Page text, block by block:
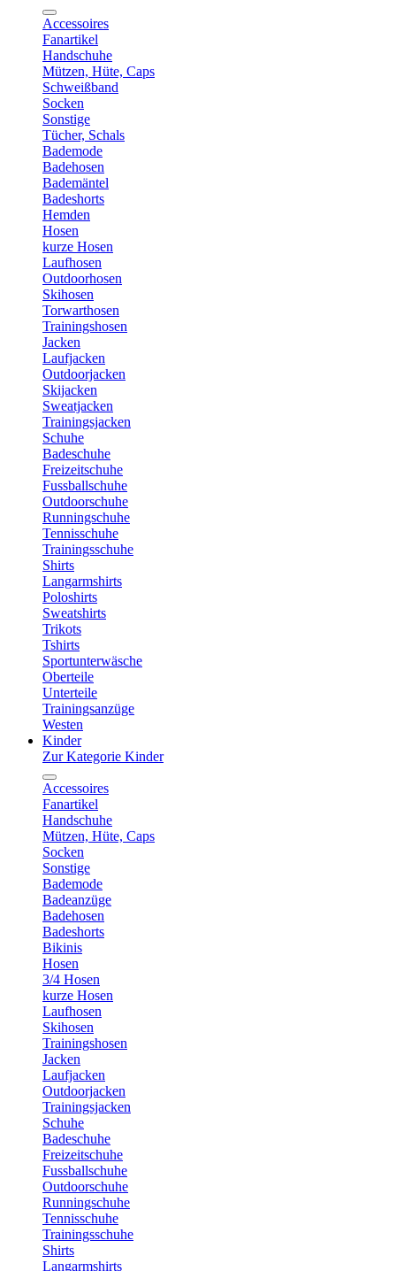
Accessoires
Fanartikel
Handschuhe
Mützen, Hüte, Caps
Schweißband
Socken
Sonstige
Tücher, Schals
Bademode
Badehosen
Bademäntel
Badeshorts
Hemden
Hosen
kurze Hosen
Laufhosen
Outdoorhosen
Skihosen
Torwarthosen
Trainingshosen
Jacken
Laufjacken
Outdoorjacken
Skijacken
Sweatjacken
Trainingsjacken
Schuhe
Badeschuhe
Freizeitschuhe
Fussballschuhe
Outdoorschuhe
Runningschuhe
Tennisschuhe
Trainingsschuhe
Shirts
Langarmshirts
Poloshirts
Sweatshirts
Trikots
Tshirts
Sportunterwäsche
Oberteile
Unterteile
Trainingsanzüge
Westen
Kinder
Zur Kategorie Kinder
Accessoires
Fanartikel
Handschuhe
Mützen, Hüte, Caps
Socken
Sonstige
Bademode
Badeanzüge
Badehosen
Badeshorts
Bikinis
Hosen
3/4 Hosen
kurze Hosen
Laufhosen
Skihosen
Trainingshosen
Jacken
Laufjacken
Outdoorjacken
Trainingsjacken
Schuhe
Badeschuhe
Freizeitschuhe
Fussballschuhe
Outdoorschuhe
Runningschuhe
Tennisschuhe
Trainingsschuhe
Shirts
Langarmshirts